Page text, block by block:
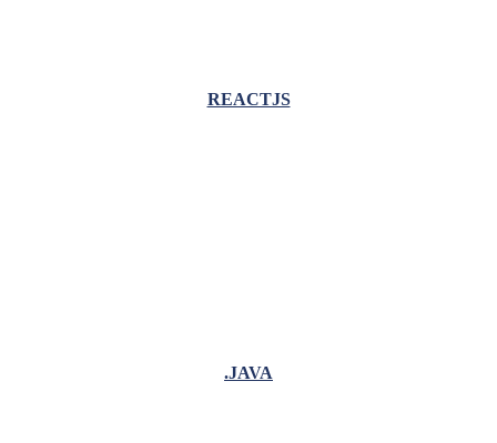
REACTJS
.JAVA